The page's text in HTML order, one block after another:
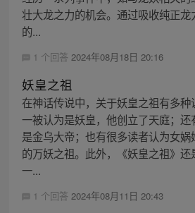
壮大龙之力的机会。通过吸收纯正龙
的...
1 个回答 2024年08月18日 20:16
妖皇之祖
在神话传说中，关于妖皇之祖有多
一被认为是妖皇，他创立了天庭；
是金乌大帝；也有很多读者认为女
的万妖之祖。此外，《妖皇之祖》
一...
1 个回答 2024年08月11日 20:43